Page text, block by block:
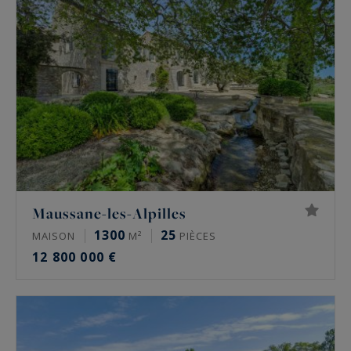
Maussane-les-Alpilles
MAISON 1300 M² 25 PIÈCES
12 800 000 €